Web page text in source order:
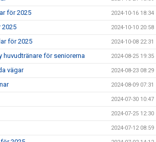
för 2025 2024-10-16 18:34
2025 2024-10-10 20:58
för 2025 2024-10-08 22:31
huvudtränare för seniorerna 2024-08-25 19:35
vägar 2024-08-23 08:29
2024-08-09 07:31
2024-07-30 10:47
2024-07-25 12:30
2024-07-12 08:59